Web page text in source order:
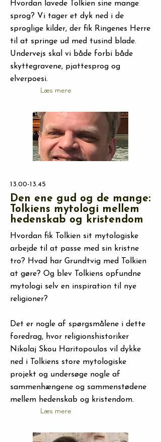
Hvordan lavede Tolkien sine mange
sprog? Vi tager et dyk ned i de
sproglige kilder, der fik Ringenes Herre
til at springe ud med tusind blade.
Undervejs skal vi både forbi både
skyttegravene, pjattesprog og
elverpoesi.
Læs mere
13.00-13.45
Den ene gud og de mange:
Tolkiens mytologi mellem
hedenskab og kristendom
Hvordan fik Tolkien sit mytologiske
arbejde til at passe med sin kristne
tro? Hvad har Grundtvig med Tolkien
at gøre? Og blev Tolkiens opfundne
mytologi selv en inspiration til nye
religioner?
Det er nogle af spørgsmålene i dette
foredrag, hvor religionshistoriker
Nikolaj Skou Haritopoulos vil dykke
ned i Tolkiens store mytologiske
projekt og undersøge nogle af
sammenhængene og sammenstødene
mellem hedenskab og kristendom.
Læs mere